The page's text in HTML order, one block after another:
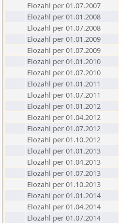
Elozahl per 01.07.2007
Elozahl per 01.01.2008
Elozahl per 01.07.2008
Elozahl per 01.01.2009
Elozahl per 01.07.2009
Elozahl per 01.01.2010
Elozahl per 01.07.2010
Elozahl per 01.01.2011
Elozahl per 01.07.2011
Elozahl per 01.01.2012
Elozahl per 01.04.2012
Elozahl per 01.07.2012
Elozahl per 01.10.2012
Elozahl per 01.01.2013
Elozahl per 01.04.2013
Elozahl per 01.07.2013
Elozahl per 01.10.2013
Elozahl per 01.01.2014
Elozahl per 01.04.2014
Elozahl per 01.07.2014